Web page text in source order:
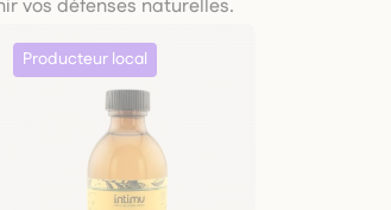
vos défenses naturelles.
soin simple, doux et